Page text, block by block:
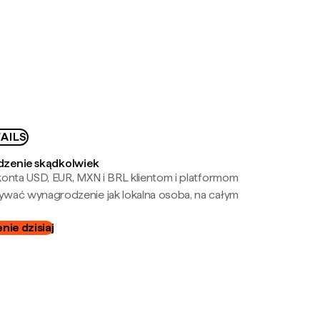
skądkolwiek
USD, EUR, MXN i BRL klientom i platformom
wynagrodzenie jak lokalna osoba, na całym
dzisiaj